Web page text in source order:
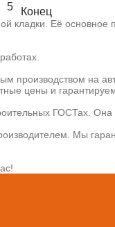
5 Конец
Её основное
производством на
цены и
ГОСТах. Она
Мы